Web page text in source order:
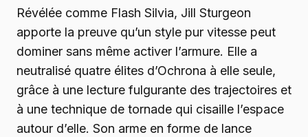
Révélée comme Flash Silvia, Jill Sturgeon
apporte la preuve qu’un style pur vitesse peut
dominer sans même activer l’armure. Elle a
neutralisé quatre élites d’Ochrona à elle seule,
grâce à une lecture fulgurante des trajectoires et
à une technique de tornade qui cisaille l’espace
autour d’elle. Son arme en forme de lance